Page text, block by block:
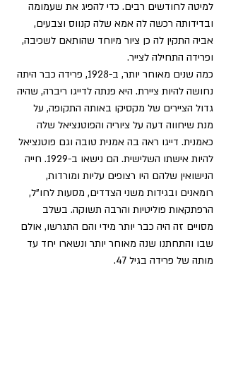
למיטה לחודשים רבים. כדי להפיג את שעמומה
ובדידותה רכשה לה אמא שלה קנווס וצבעים,
אביה התקין לה כן ציור מיוחד שהותאם לשכיבה,
ופרידה התחילה לצייר.
כמה שנים מאוחר יותר, ב-1928, פרידה כבר היתה
נחושה להיות ציירת. היא פנתה לדייגו ריברה, שהיה
גדול הציירים של מקסיקו באותה התקופה, על
מנת שיחווה דעה על ציוריה והפוטנציאל שלה
כאמנית. דייגו ראה בה אמנית טובה וגם פוטנציאל
להיות אישתו השלישית. הם נישאו ב-1929. חייה
הנישואין שלהם היו רצופים עליות ומורדות,
רומאנים ובגידות משני הצדדים, מסעות לחו"ל,
הרפתקאות פוליטיות והרבה תשוקה. בשלב
מסויים זה היה כבר יותר מידי והם התגרשו, אולם
שבו והתחתנו שנה מאוחר יותר ונשארו יחד עד
מותה של פרידה בגיל 47.